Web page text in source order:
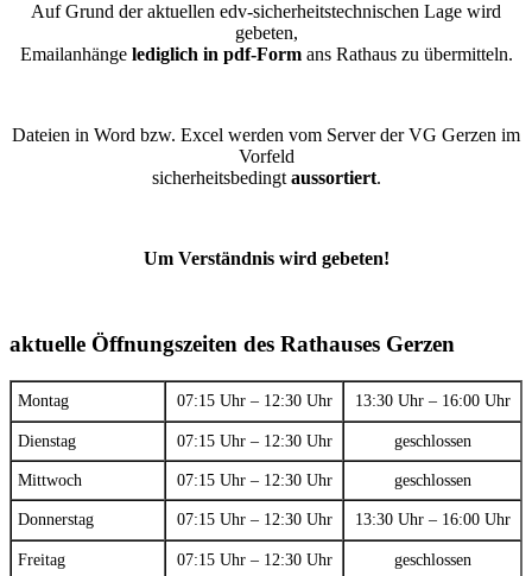
Auf Grund der aktuellen edv-sicherheitstechnischen Lage wird
gebeten,
Emailanhänge lediglich in pdf-Formans Rathaus zu übermitteln.
Dateien in Word bzw. Excel werden vom Server der VG Gerzen im
Vorfeld
sicherheitsbedingt aussortiert.
Um Verständnis wird gebeten!
aktuelle Öffnungszeiten des Rathauses Gerzen
Montag 07:15 Uhr – 12:30 Uhr 13:30 Uhr – 16:00 Uhr
Dienstag 07:15 Uhr – 12:30 Uhr geschlossen
Mittwoch 07:15 Uhr – 12:30 Uhr geschlossen
Donnerstag 07:15 Uhr – 12:30 Uhr 13:30 Uhr – 16:00 Uhr
Freitag 07:15 Uhr – 12:30 Uhr geschlossen